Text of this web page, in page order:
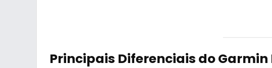
Principais Diferenciais do Garmin